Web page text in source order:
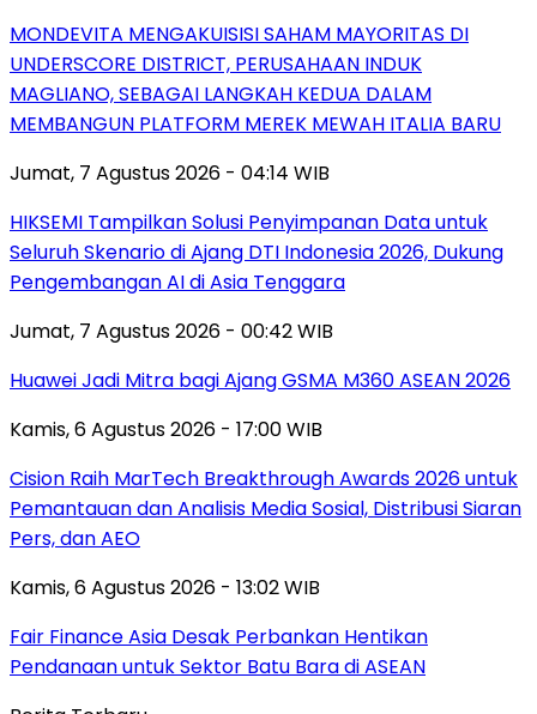
MONDEVITA MENGAKUISISI SAHAM MAYORITAS DI
UNDERSCORE DISTRICT, PERUSAHAAN INDUK
MAGLIANO, SEBAGAI LANGKAH KEDUA DALAM
MEMBANGUN PLATFORM MEREK MEWAH ITALIA BARU
Jumat, 7 Agustus 2026 - 04:14 WIB
HIKSEMI Tampilkan Solusi Penyimpanan Data untuk
Seluruh Skenario di Ajang DTI Indonesia 2026, Dukung
Pengembangan AI di Asia Tenggara
Jumat, 7 Agustus 2026 - 00:42 WIB
Huawei Jadi Mitra bagi Ajang GSMA M360 ASEAN 2026
Kamis, 6 Agustus 2026 - 17:00 WIB
Cision Raih MarTech Breakthrough Awards 2026 untuk
Pemantauan dan Analisis Media Sosial, Distribusi Siaran
Pers, dan AEO
Kamis, 6 Agustus 2026 - 13:02 WIB
Fair Finance Asia Desak Perbankan Hentikan
Pendanaan untuk Sektor Batu Bara di ASEAN